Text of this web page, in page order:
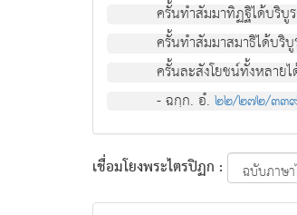
ครั้นทำสัมมาทิฏฐิได้บริ
ครั้นทำสัมมาสมาธิได้บ
ครั้นละสังโยชน์ทั้งหลาย
- ฉกฺก. อํ.๒๒/๒๗๒/๓๓๙
เชื่อมโยงพระไตรปิฏก :